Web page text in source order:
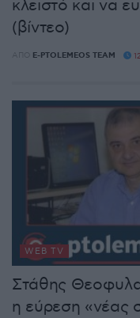
κλειστό και να
(βίντεο)
ΑΠΌ E-PTOLEMEOS TEAM
WEB TV
Στάθης
η εύρεση «νέας